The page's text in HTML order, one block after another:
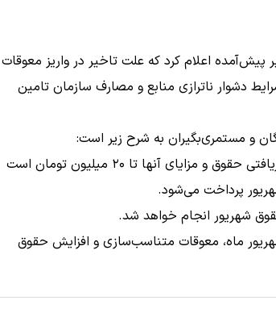
پیش‌آمده اعلام کرد که علت تاخیر در واریز معوقات
دشوار ناترازی منابع و مصارف سازمان تامین
و مستمری‌بگیران به شرح زیر است:
مرحله اول شامل معوقات همه بازنشستگانی که مجموع دریافتی حقوق و مزایای آنها تا ۲۰ میلیون تومان است
پرداخت می‌شود.
شهریور انجام خواهد شد.
ماه، معوقات متناسب‌سازی و افزایش حقوق